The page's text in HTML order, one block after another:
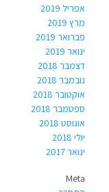
אפריל 2019
מרץ 2019
פברואר 2019
ינואר 2019
דצמבר 2018
נובמבר 2018
אוקטובר 2018
ספטמבר 2018
אוגוסט 2018
יולי 2018
ינואר 2017
Meta